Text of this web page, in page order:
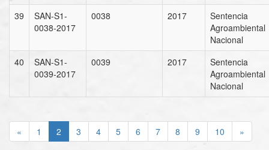
39
SAN-S1-
0038-2017
0038 2017
Sentencia
Agroambiental
Nacional
40
SAN-S1-
0039-2017
0039 2017
Sentencia
Agroambiental
Nacional
« 1 2 3 4 5 6 7 8 9 10 »